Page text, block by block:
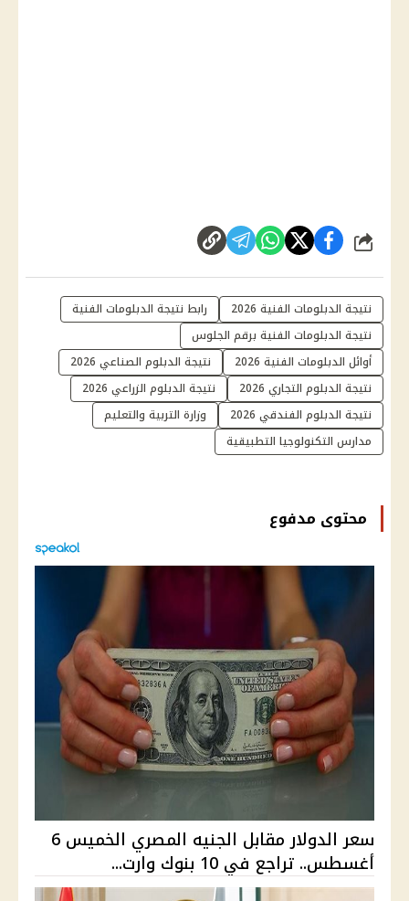
شارك
نتيجة الدبلومات الفنية 2026
رابط نتيجة الدبلومات الفنية
نتيجة الدبلومات الفنية برقم الجلوس
أوائل الدبلومات الفنية 2026
نتيجة الدبلوم الصناعي 2026
نتيجة الدبلوم التجاري 2026
نتيجة الدبلوم الزراعي 2026
نتيجة الدبلوم الفندقي 2026
وزارة التربية والتعليم
مدارس التكنولوجيا التطبيقية
محتوى مدفوع
سعر الدولار مقابل الجنيه المصري الخميس 6
أغسطس.. تراجع في 10 بنوك وارت...